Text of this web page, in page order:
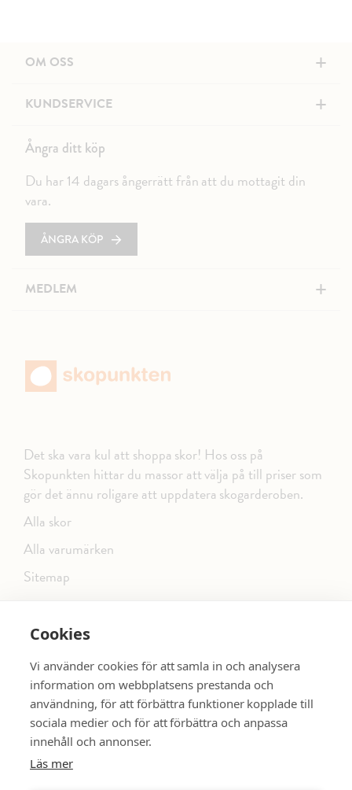
Cookies
Vi använder cookies för att samla in och analysera
information om webbplatsens prestanda och
användning, för att förbättra funktioner kopplade till
sociala medier och för att förbättra och anpassa
innehåll och annonser.
Läs mer
OM OSS +
KUNDSERVICE +
Ångra ditt köp
Du har 14 dagars ångerrätt från att du mottagit din
vara.
ÅNGRA KÖP
MEDLEM +
Det ska vara kul att shoppa skor! Hos oss på
Skopunkten hittar du massor att välja på till priser som
gör det ännu roligare att uppdatera skogarderoben.
Alla skor
Alla varumärken
Sitemap
FÖLJ OSS PÅ SOCIALA MEDIER
SE MER SKOR: dinsko.se